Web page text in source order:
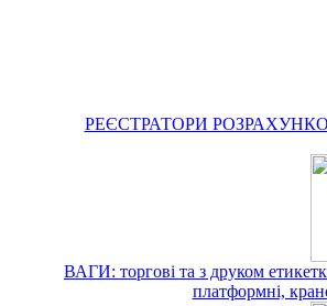
РЕЄСТРАТОРИ
ВАГИ: торгові та з друком
платформні,